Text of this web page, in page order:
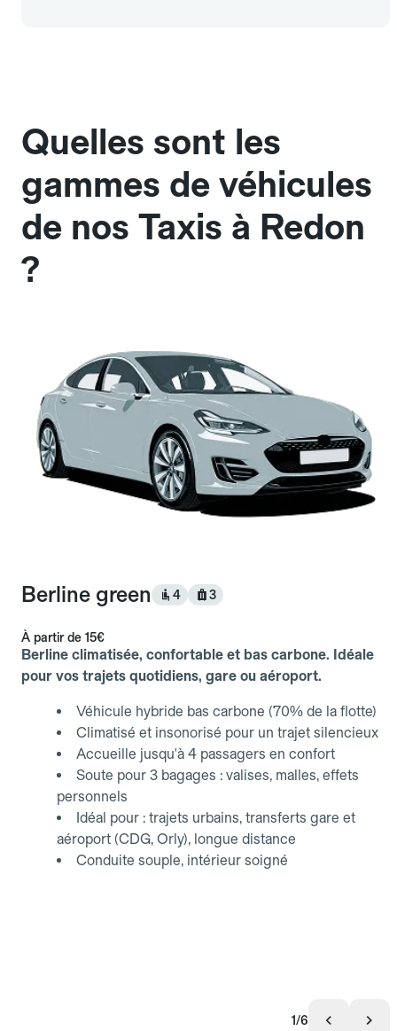
Quelles sont les
gammes de véhicules
de nos Taxis à Redon
?
Berline green 4 3
À partir de 15€
Berline climatisée, confortable et bas carbone. Idéale
pour vos trajets quotidiens, gare ou aéroport.
Véhicule hybride bas carbone (70% de la flotte)
Climatisé et insonorisé pour un trajet silencieux
Accueille jusqu'à 4 passagers en confort
Soute pour 3 bagages : valises, malles, effets
personnels
Idéal pour : trajets urbains, transferts gare et
aéroport (CDG, Orly), longue distance
Conduite souple, intérieur soigné
1/6